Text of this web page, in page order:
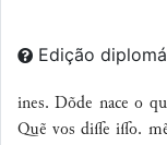
Edição
ines. Dõde nace o
Quẽ vos die io.